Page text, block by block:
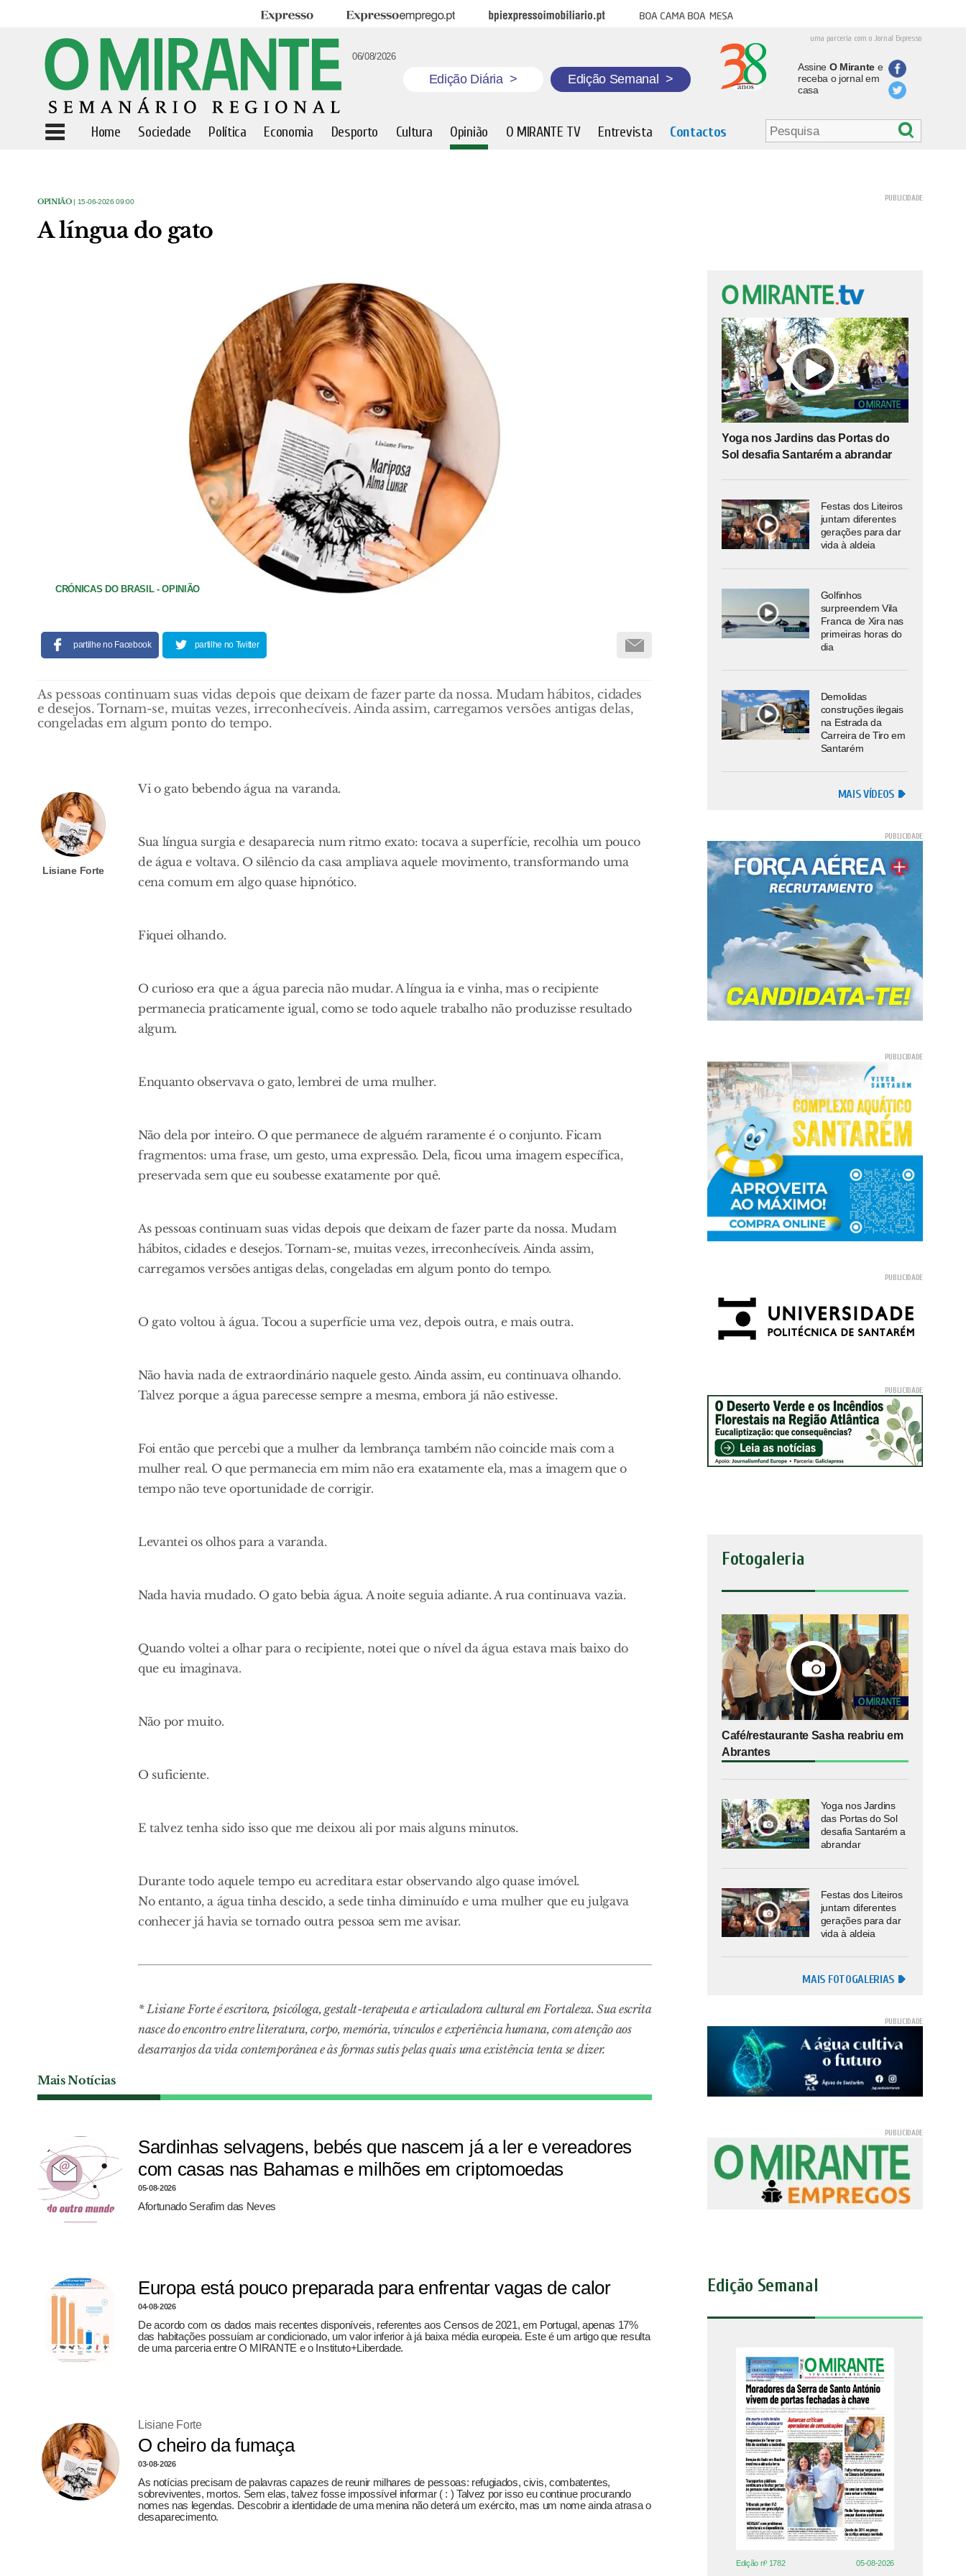
Expresso Expresso Emprego BPI Expresso Imobiliário Boa cama boa mesa
uma parceria com o Jornal Expresso
06/08/2026
Edição Diária > Edição Semanal >
Assine O Mirantee
receba o jornal em
casa
Home Sociedade Política Economia Desporto Cultura Opinião O MIRANTE TV Entrevista Contactos
OPINIÃO| 15-06-2026 09:00
A língua do gato
CRÓNICAS DO BRASIL - OPINIÃO
partilhe no Facebook partilhe no Twitter
As pessoas continuam suas vidas depois que deixam de fazer parte da nossa. Mudam hábitos, cidades
e desejos. Tornam-se, muitas vezes, irreconhecíveis. Ainda assim, carregamos versões antigas delas,
congeladas em algum ponto do tempo.
Lisiane Forte
Vi o gato bebendo água na varanda.
Sua língua surgia e desaparecia num ritmo exato: tocava a superfície, recolhia um pouco
de água e voltava. O silêncio da casa ampliava aquele movimento, transformando uma
cena comum em algo quase hipnótico.
Fiquei olhando.
O curioso era que a água parecia não mudar. A língua ia e vinha, mas o recipiente
permanecia praticamente igual, como se todo aquele trabalho não produzisse resultado
algum.
Enquanto observava o gato, lembrei de uma mulher.
Não dela por inteiro. O que permanece de alguém raramente é o conjunto. Ficam
fragmentos: uma frase, um gesto, uma expressão. Dela, ficou uma imagem específica,
preservada sem que eu soubesse exatamente por quê.
As pessoas continuam suas vidas depois que deixam de fazer parte da nossa. Mudam
hábitos, cidades e desejos. Tornam-se, muitas vezes, irreconhecíveis. Ainda assim,
carregamos versões antigas delas, congeladas em algum ponto do tempo.
O gato voltou à água. Tocou a superfície uma vez, depois outra, e mais outra.
Não havia nada de extraordinário naquele gesto. Ainda assim, eu continuava olhando.
Talvez porque a água parecesse sempre a mesma, embora já não estivesse.
Foi então que percebi que a mulher da lembrança também não coincide mais com a
mulher real. O que permanecia em mim não era exatamente ela, mas a imagem que o
tempo não teve oportunidade de corrigir.
Levantei os olhos para a varanda.
Nada havia mudado. O gato bebia água. A noite seguia adiante. A rua continuava vazia.
Quando voltei a olhar para o recipiente, notei que o nível da água estava mais baixo do
que eu imaginava.
Não por muito.
O suficiente.
E talvez tenha sido isso que me deixou ali por mais alguns minutos.
Durante todo aquele tempo eu acreditara estar observando algo quase imóvel.
No entanto, a água tinha descido, a sede tinha diminuído e uma mulher que eu julgava
conhecer já havia se tornado outra pessoa sem me avisar.
* Lisiane Forte é escritora, psicóloga, gestalt-terapeuta e articuladora cultural em Fortaleza. Sua escrita
nasce do encontro entre literatura, corpo, memória, vínculos e experiência humana, com atenção aos
desarranjos da vida contemporânea e às formas sutis pelas quais uma existência tenta se dizer.
Mais Notícias
Sardinhas selvagens, bebés que nascem já a ler e vereadores
com casas nas Bahamas e milhões em criptomoedas
05-08-2026
Afortunado Serafim das Neves
Europa está pouco preparada para enfrentar vagas de calor
04-08-2026
De acordo com os dados mais recentes disponíveis, referentes aos Censos de 2021, em Portugal, apenas 17%
das habitações possuíam ar condicionado, um valor inferior à já baixa média europeia. Este é um artigo que resulta
de uma parceria entre O MIRANTE e o Instituto+Liberdade.
Lisiane Forte
O cheiro da fumaça
03-08-2026
As notícias precisam de palavras capazes de reunir milhares de pessoas: refugiados, civis, combatentes,
sobreviventes, mortos. Sem elas, talvez fosse impossível informar ( : ) Talvez por isso eu continue procurando
nomes nas legendas. Descobrir a identidade de uma menina não deterá um exército, mas um nome ainda atrasa o
desaparecimento.
Yoga nos Jardins das Portas do
Sol desafia Santarém a abrandar
Festas dos Liteiros
juntam diferentes
gerações para dar
vida à aldeia
Golfinhos
surpreendem Vila
Franca de Xira nas
primeiras horas do
dia
Demolidas
construções ilegais
na Estrada da
Carreira de Tiro em
Santarém
MAIS VÍDEOS
Fotogaleria
Café/restaurante Sasha reabriu em
Abrantes
Yoga nos Jardins
das Portas do Sol
desafia Santarém a
abrandar
Festas dos Liteiros
juntam diferentes
gerações para dar
vida à aldeia
MAIS FOTOGALERIAS
Edição Semanal
Edição nº 1782 05-08-2026